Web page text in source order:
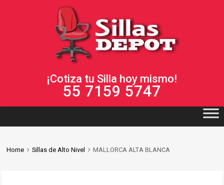
¡Cotiza tu Silla hoy mismo!
55 7159 5747
Home Sillas de Alto Nivel MALLORCA ALTA BLANCA